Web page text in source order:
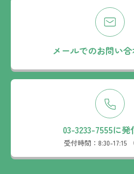
メールでのお問い
03-3233-7555に発
受付時間： 8:30-17:15